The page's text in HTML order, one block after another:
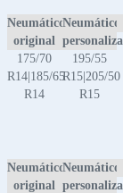
Neumático
original
Neumático
175/70
R14|185/65
R14
195/55
R15|205/50
R15
Neumático
original
Neumático